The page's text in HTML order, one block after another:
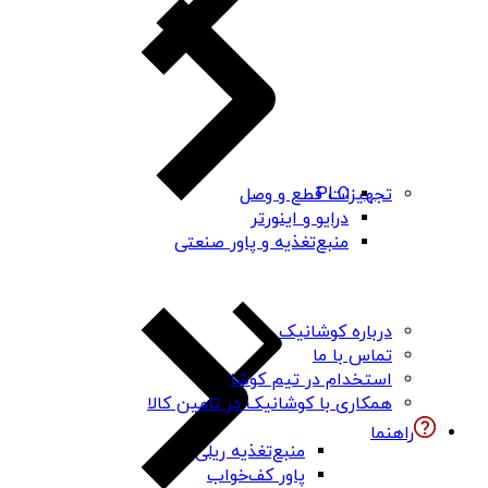
PLC
درایو و اینورتر
منبع‌تغذیه و پاور صنعتی
منبع‌تغذیه ریلی
پاور کف‌خواب
تجهیزات قطع و وصل
درباره کوشانیک
تماس با ما
استخدام در تیم کوشا
همکاری با کوشانیک در تامین کالا
راهنما